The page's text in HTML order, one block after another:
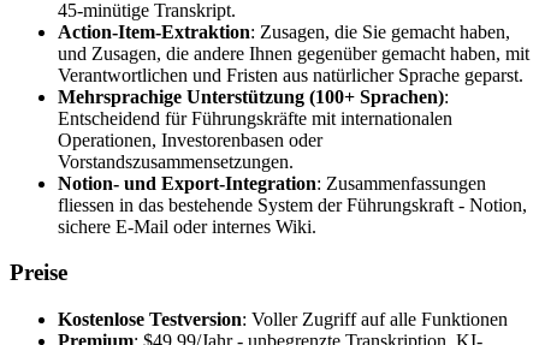
45-minütige Transkript.
Action-Item-Extraktion: Zusagen, die Sie gemacht haben,
und Zusagen, die andere Ihnen gegenüber gemacht haben, mit
Verantwortlichen und Fristen aus natürlicher Sprache geparst.
Mehrsprachige Unterstützung (100+ Sprachen):
Entscheidend für Führungskräfte mit internationalen
Operationen, Investorenbasen oder
Vorstandszusammensetzungen.
Notion- und Export-Integration: Zusammenfassungen
fliessen in das bestehende System der Führungskraft - Notion,
sichere E-Mail oder internes Wiki.
Preise
Kostenlose Testversion: Voller Zugriff auf alle Funktionen
Premium: $49.99/Jahr - unbegrenzte Transkription, KI-